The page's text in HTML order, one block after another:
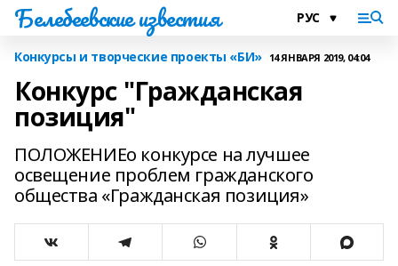
Белебеевские известия
Конкурсы и творческие проекты «БИ» 14 ЯНВАРЯ 2019, 04:04
Конкурс "Гражданская
позиция"
ПОЛОЖЕНИЕо конкурсе на лучшее
освещение проблем гражданского
общества «Гражданская позиция»